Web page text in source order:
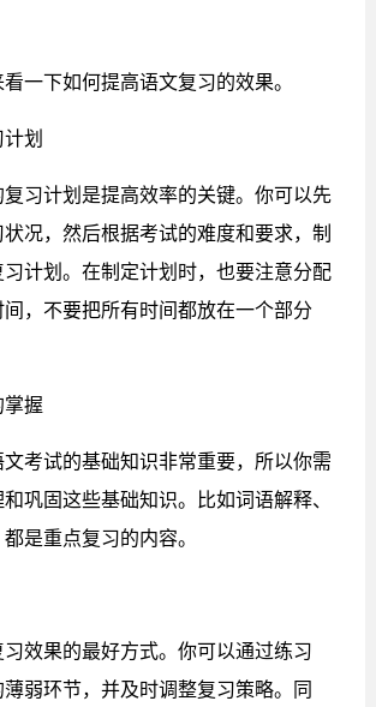
一下如何提高语文复习的效果。
划
习计划是提高效率的关键。你可以先
况，然后根据考试的难度和要求，制
计划。在制定计划时，也要注意分配
，不要把所有时间都放在一个部分
掌握
考试的基础知识非常重要，所以你需
巩固这些基础知识。比如词语解释、
是重点复习的内容。
效果的最好方式。你可以通过练习
弱环节，并及时调整复习策略。同